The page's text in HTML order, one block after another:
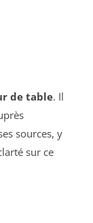
de table. Il
sources, y
sur ce